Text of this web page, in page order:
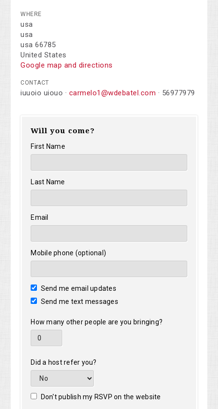
WHERE
usa
usa
usa 66785
United States
Google map and directions
CONTACT
iuuoio uiouo · carmelo1@wdebatel.com · 56977979
Will you come?
First Name
Last Name
Email
Mobile phone (optional)
Send me email updates
Send me text messages
How many other people are you bringing?
Did a host refer you?
Don't publish my RSVP on the website